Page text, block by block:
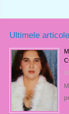
Ultimele